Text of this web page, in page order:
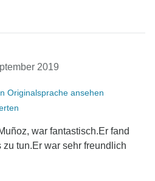
2019
Originalsprache ansehen
war fantastisch.Er fand
tun.Er war sehr freundlich